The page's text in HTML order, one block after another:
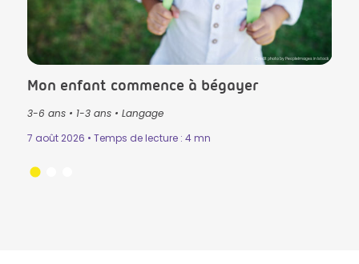
Crédit photo by PeopleImages in Istock
Mon enfant commence à bégayer
3-6 ans• 1-3 ans• Langage
7 août 2026 • Temps de lecture : 4 mn